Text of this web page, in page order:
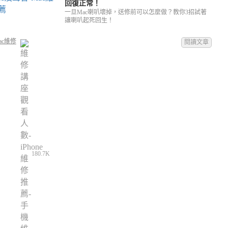
回復正常！
一旦Mac喇叭壞掉，送修前可以怎麼做？教你3招試著
讓喇叭起死回生！
維修
180.7K
閱讀文章